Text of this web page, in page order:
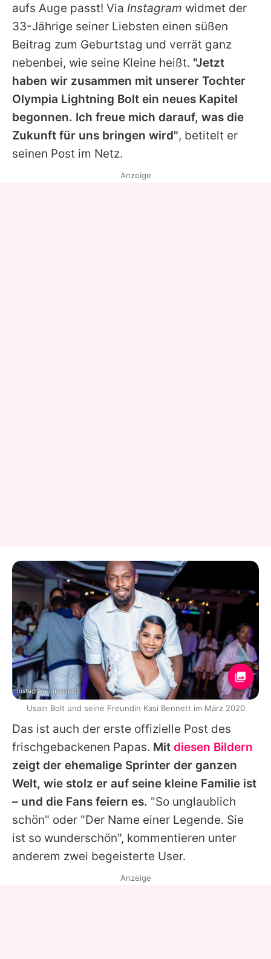
aufs Auge passt! Via Instagram widmet der
33-Jährige seiner Liebsten einen süßen
Beitrag zum Geburtstag und verrät ganz
nebenbei, wie seine Kleine heißt. "Jetzt
haben wir zusammen mit unserer Tochter
Olympia Lightning Bolt ein neues Kapitel
begonnen. Ich freue mich darauf, was die
Zukunft für uns bringen wird", betitelt er
seinen Post im Netz.
Das ist auch der erste offizielle Post des
frischgebackenen Papas. Mit diesen Bildern
zeigt der ehemalige Sprinter der ganzen
Welt, wie stolz er auf seine kleine Familie ist
– und die Fans feiern es. "So unglaublich
schön" oder "Der Name einer Legende. Sie
ist so wunderschön", kommentieren unter
anderem zwei begeisterte User.
Anzeige
Instagram / usainbolt
Usain Bolt und seine Freundin Kasi Bennett im März 2020
Anzeige